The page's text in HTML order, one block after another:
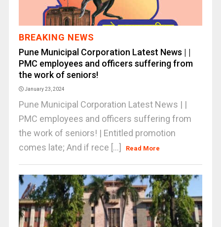
BREAKING NEWS
Pune Municipal Corporation Latest News | |
PMC employees and officers suffering from
the work of seniors!
January 23, 2024
Pune Municipal Corporation Latest News | |
PMC employees and officers suffering from
the work of seniors! | Entitled promotion
comes late; And if rece [...]
Read More